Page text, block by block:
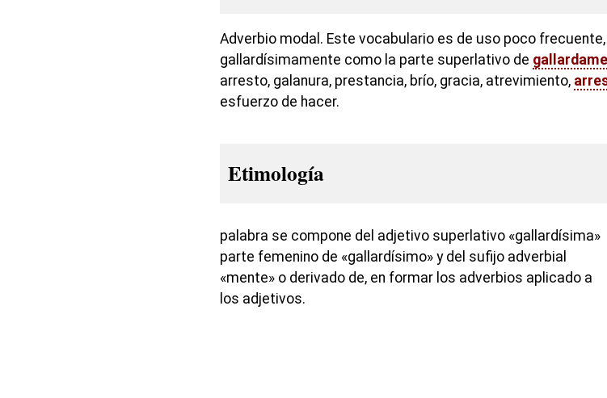
Adverbio modal. Este vocabulario es de uso poco
gallardísimamente como la parte superlativo de
arresto, galanura, prestancia, brío, gracia, atrevimiento,
esfuerzo de hacer.
Etimología
palabra se compone del adjetivo superlativo «gallardísima»
parte femenino de «gallardísimo» y del sufijo adverbial
«mente» o derivado de, en formar los adverbios aplicado a
los adjetivos.